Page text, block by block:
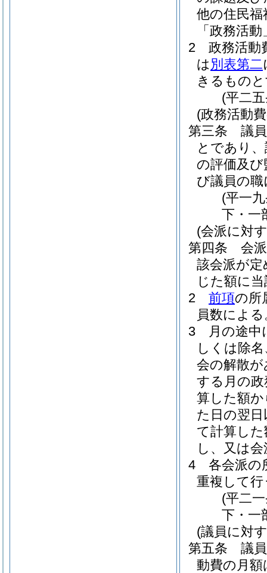
他の住民
「政務活
2
政務活動
は 別表第二
きるもの
(平二
(政務活動
第三条
議
とであり
の評価及
び議員の
(平一
下・一
(会派に対
第四条
会
該会派が
じた額に
2
前項の所
員数による
3
月の途中
しくは除
会の解散
する月の
算した額
た日の翌
て計算し
し、又は
4
各会派の
重複して
(平二
下・一
(議員に対
第五条
議員
動費の月